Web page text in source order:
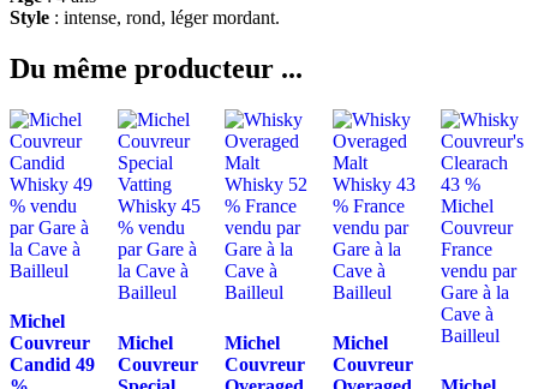
Style : intense, rond, léger mordant.
Du même producteur ...
Michel
Couvreur
Candid 49
Michel
Couvreur
Michel
Couvreur
Michel
Couvreur